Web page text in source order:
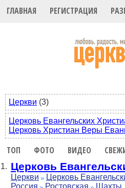
ГЛАВНАЯ РЕГИСТРАЦИЯ
Церкви (3)
Церковь Евангельских
Церковь Христиан Веры
ТОП ФОТО ВИДЕО
1. Церковь
Церкви
Церковь